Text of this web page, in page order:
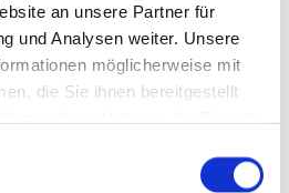
an unsere Partner für
und Analysen weiter. Unsere
möglicherweise mit
die Sie ihnen bereitgestellt
can be clearly distinguished from
differ significantly in both